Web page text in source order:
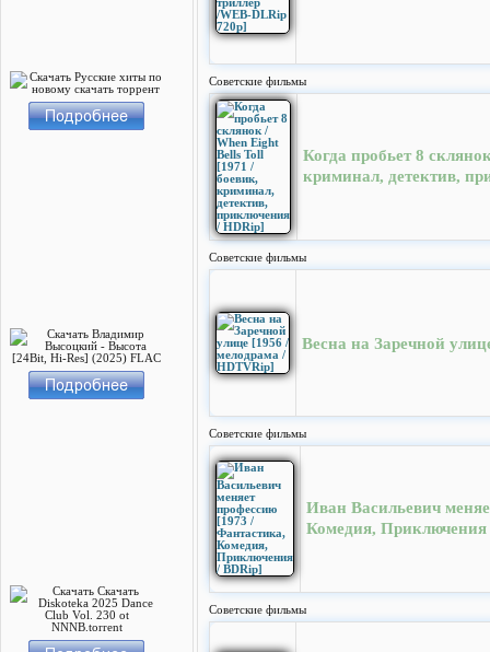
Cоветские фильмы
Когда пробьет 8
криминал, детектив,
Cоветские фильмы
Весна на Заречной
Cоветские фильмы
Иван Васильевич
Комедия, Приключения
Cоветские фильмы